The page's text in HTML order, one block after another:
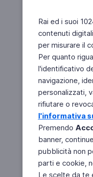
Rai ed i suoi
contenuti
per misurare il
Per quanto
l'identificativo
navigazione,
personalizzati,
rifiutare o
l'informativa
Premendo
banner,
pubblicità non
parti e cookie,
Le scelte da te